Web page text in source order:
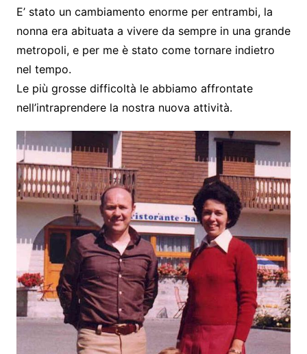
E’ stato un cambiamento enorme per entrambi, la
nonna era abituata a vivere da sempre in una grande
metropoli, e per me è stato come tornare indietro
nel tempo.
Le più grosse difficoltà le abbiamo affrontate
nell’intraprendere la nostra nuova attività.